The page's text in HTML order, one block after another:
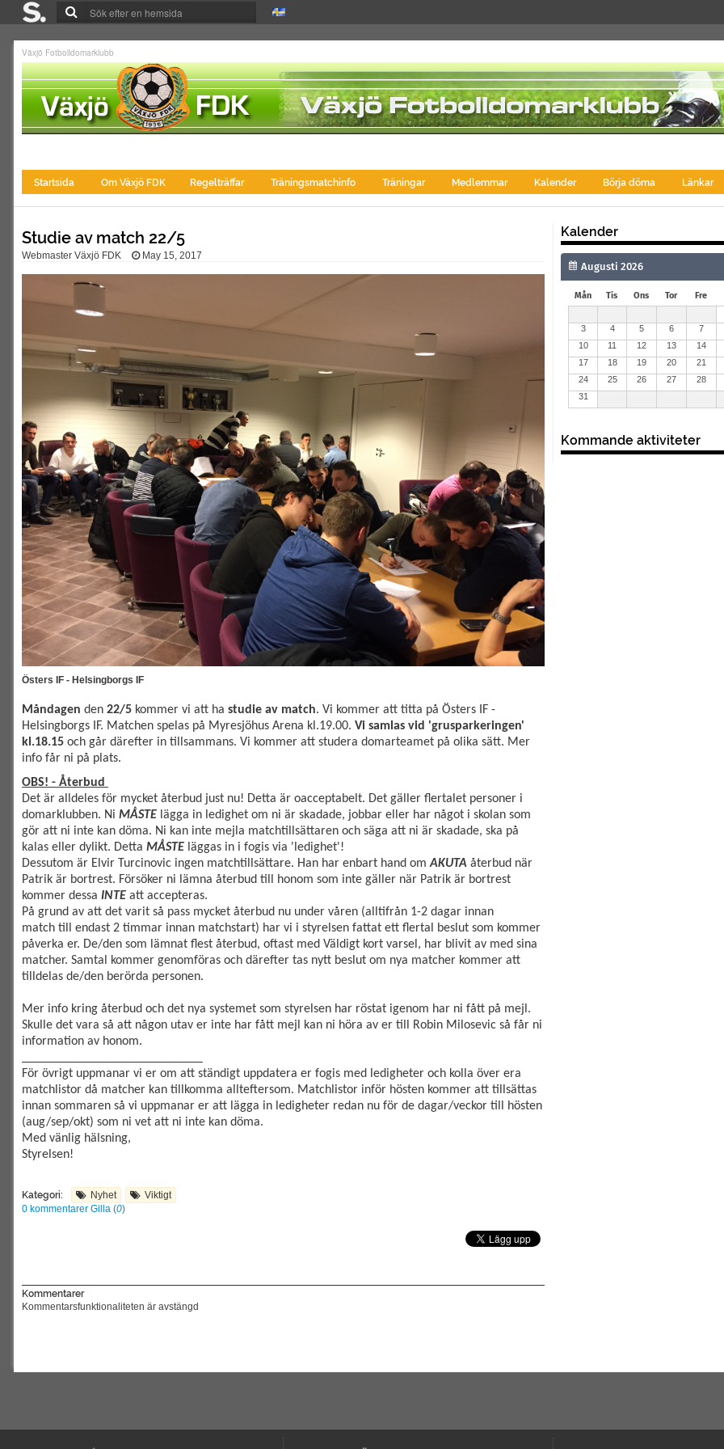
Växjö Fotbolldomarklubb
Startsida Om Växjö FDK Regelträffar Träningsmatchinfo Träningar Medlemmar Kalender Börja döma Länkar
Studie av match 22/5
Webmaster Växjö FDK May 15, 2017
Östers IF - Helsingborgs IF
Måndagen den 22/5 kommer vi att ha studie av match. Vi kommer att titta på Östers IF -
Helsingborgs IF. Matchen spelas på Myresjöhus Arena kl.19.00. Vi samlas vid 'grusparkeringen'
kl.18.15 och går därefter in tillsammans. Vi kommer att studera domarteamet på olika sätt. Mer
info får ni på plats.
OBS! - Återbud
Det är alldeles för mycket återbud just nu! Detta är oacceptabelt. Det gäller flertalet personer i
domarklubben. Ni MÅSTE lägga in ledighet om ni är skadade, jobbar eller har något i skolan som
gör att ni inte kan döma. Ni kan inte mejla matchtillsättaren och säga att ni är skadade, ska på
kalas eller dylikt. Detta MÅSTE läggas in i fogis via 'ledighet'!
Dessutom är Elvir Turcinovic ingen matchtillsättare. Han har enbart hand omAKUTA återbud när
Patrik är bortrest. Försöker ni lämna återbud till honom som inte gäller när Patrik är bortrest
kommer dessa INTE att accepteras.
På grund av att det varit så pass mycket återbud nu under våren (alltifrån 1-2 dagar innan
match till endast 2 timmar innan matchstart) har vi i styrelsen fattat ett flertal beslut som kommer
påverka er. De/den som lämnat flest återbud, oftast med Väldigt kort varsel, har blivit av med sina
matcher. Samtal kommer genomföras och därefter tas nytt beslut om nya matcher kommer att
tilldelas de/den berörda personen.
Mer info kring återbud och det nya systemet som styrelsen har röstat igenom har ni fått på mejl.
Skulle det vara så att någon utav er inte har fått mejl kan ni höra av er till Robin Milosevic så får ni
information av honom.
För övrigt uppmanar vi er om att ständigt uppdatera er fogis med ledigheter och kolla över era
matchlistor då matcher kan tillkomma allteftersom. Matchlistor inför hösten kommer att tillsättas
innan sommaren så vi uppmanar er att lägga in ledigheter redan nu för de dagar/veckor till hösten
(aug/sep/okt) som ni vet att ni inte kan döma.
Med vänlig hälsning,
Styrelsen!
Kategori: Nyhet
Viktigt
0 kommentarer Gilla (0)
Kommentarer
Kommentarsfunktionaliteten är avstängd
Kalender
Mån Tis Ons Tor Fre
3 4 5 6 7
10 11 12 13 14
17 18 19 20 21
24 25 26 27 28
31
Kommande aktiviteter